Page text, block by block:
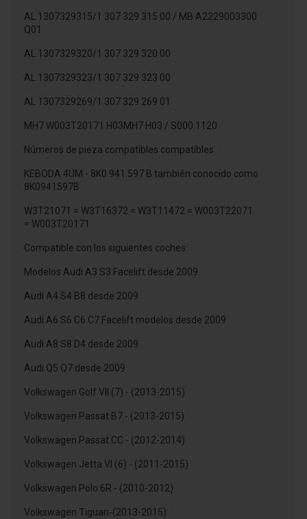
AL 1307329315/1 307 329 315 00 / MB A2229003300
Q01
AL 1307329320/1 307 329 320 00
AL 1307329323/1 307 329 323 00
AL 1307329269/1 307 329 269 01
MH7 W003T20171 H03MH7 H03 / S000 1120
Números de pieza compatibles compatibles:
KEBODA 4UM - 8K0.941.597 B también conocido como
8K0941597B
W3T21071 = W3T16372 = W3T11472 = W003T22071
= W003T20171
Compatible con los siguientes coches:
Modelos Audi A3 S3 Facelift desde 2009
Audi A4 S4 B8 desde 2009
Audi A6 S6 C6 C7 Facelift modelos desde 2009
Audi A8 S8 D4 desde 2009
Audi Q5 Q7 desde 2009
Volkswagen Golf VII (7) - (2013-2015)
Volkswagen Passat B7 - (2013-2015)
Volkswagen Passat CC - (2012-2014)
Volkswagen Jetta VI (6) - (2011-2015)
Volkswagen Polo 6R - (2010-2012)
Volkswagen Tiguan-(2013-2015)